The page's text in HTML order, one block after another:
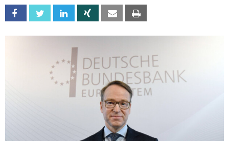
Facebook Twitter Linkedin Xing Email